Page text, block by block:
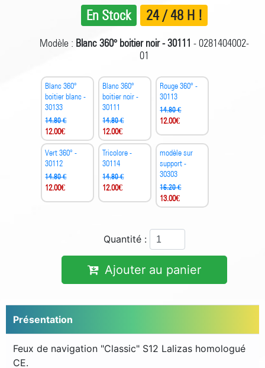
En Stock 24 / 48 H !
Modèle : Blanc 360° boitier noir - 30111 - 0281404002-
01
Blanc 360°
boitier blanc -
30133
14.80 €
12.00€
Blanc 360°
boitier noir -
30111
14.80 €
12.00€
Rouge 360° -
30113
14.80 €
12.00€
Vert 360° -
30112
14.80 €
12.00€
Tricolore -
30114
14.80 €
12.00€
modèle sur
support -
30303
16.20 €
13.00€
Quantité :
Ajouter au panier
Présentation
Feux de navigation "Classic" S12 Lalizas homologué
CE.